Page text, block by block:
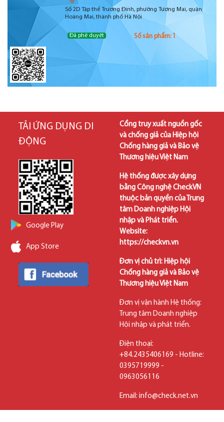
Số 2D Tập thể Trương Định, phường Tương Mai, quận
Hoàng Mai, thành phố Hà Nội
Đã phê duyệt Số sản phẩm: 1
TẢI ỨNG DỤNG DI
ĐỘNG
Google Play
App Store
Cổng truy xuất nguồn gốc
và chống giả của Hiệp hội
Chống hàng giả và Bảo vệ
Thương hiệu Việt Nam
Hệ thống được xây dựng
bằng Công nghệ CheckVN
thuộc bản quyền của Trung
tâm Doanh nghiệp Hội
nhập và Phát triển.
Website:
https://checkvn.vn
Đơn vị chủ trì: Hiệp hội
Chống hàng giả và Bảo vệ
Thương hiệu Việt Nam
Đơn vị vận hành Hệ thống:
Trung tâm Doanh nghiệp
Hội nhập và phát triển.
Điện thoại:
+84.2435406169 - Hotline:
0395719999 -
0963056116
Email: info@check.net.vn